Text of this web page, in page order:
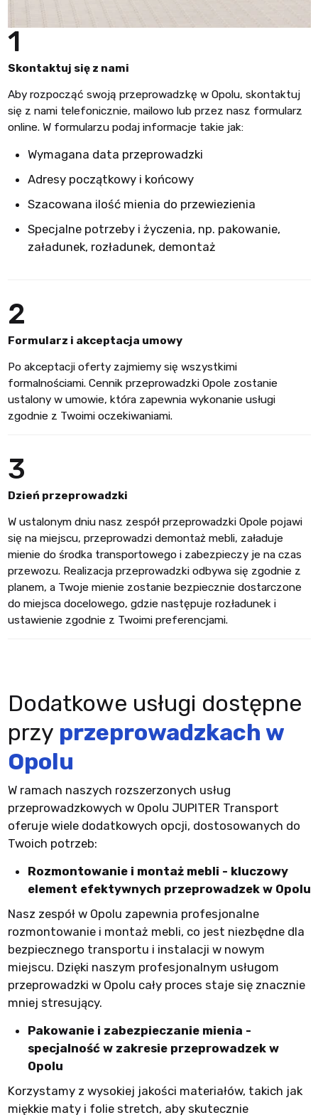
1
Skontaktuj się z nami
Aby rozpocząć swoją przeprowadzkę w Opolu, skontaktuj
się z nami telefonicznie, mailowo lub przez nasz formularz
online. W formularzu podaj informacje takie jak:
Wymagana data przeprowadzki
Adresy początkowy i końcowy
Szacowana ilość mienia do przewiezienia
Specjalne potrzeby i życzenia, np. pakowanie,
załadunek, rozładunek, demontaż
2
Formularz i akceptacja umowy
Po akceptacji oferty zajmiemy się wszystkimi
formalnościami. Cennik przeprowadzki Opole zostanie
ustalony w umowie, która zapewnia wykonanie usługi
zgodnie z Twoimi oczekiwaniami.
3
Dzień przeprowadzki
W ustalonym dniu nasz zespół przeprowadzki Opole pojawi
się na miejscu, przeprowadzi demontaż mebli, załaduje
mienie do środka transportowego i zabezpieczy je na czas
przewozu. Realizacja przeprowadzki odbywa się zgodnie z
planem, a Twoje mienie zostanie bezpiecznie dostarczone
do miejsca docelowego, gdzie następuje rozładunek i
ustawienie zgodnie z Twoimi preferencjami.
Dodatkowe usługi dostępne
przy przeprowadzkach w
Opolu
W ramach naszych rozszerzonych usług
przeprowadzkowych w Opolu JUPITER Transport
oferuje wiele dodatkowych opcji, dostosowanych do
Twoich potrzeb:
Rozmontowanie i montaż mebli - kluczowy
element efektywnych przeprowadzek w Opolu
Nasz zespół w Opolu zapewnia profesjonalne
rozmontowanie i montaż mebli, co jest niezbędne dla
bezpiecznego transportu i instalacji w nowym
miejscu. Dzięki naszym profesjonalnym usługom
przeprowadzki w Opolu cały proces staje się znacznie
mniej stresujący.
Pakowanie i zabezpieczanie mienia -
specjalność w zakresie przeprowadzek w
Opolu
Korzystamy z wysokiej jakości materiałów, takich jak
miękkie maty i folie stretch, aby skutecznie